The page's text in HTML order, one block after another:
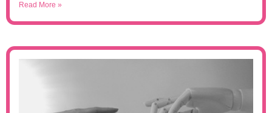
Read More »